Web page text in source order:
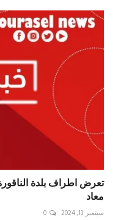
تعرض اطراف بلدة
معاد
سبتمبر 13, 2024 0